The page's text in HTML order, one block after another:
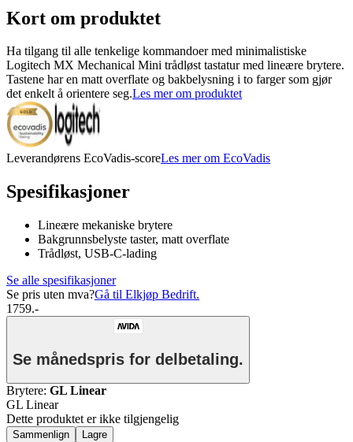
Kort om produktet
Ha tilgang til alle tenkelige kommandoer med minimalistiske
Logitech MX Mechanical Mini trådløst tastatur med lineære brytere.
Tastene har en matt overflate og bakbelysning i to farger som gjør
det enkelt å orientere seg.Les mer om produktet
Leverandørens EcoVadis-scoreLes mer om EcoVadis
Spesifikasjoner
Lineære mekaniske brytere
Bakgrunnsbelyste taster, matt overflate
Trådløst, USB-C-lading
Se alle spesifikasjoner
Se pris uten mva?Gå til Elkjøp Bedrift.
1759.-
Se månedspris for delbetaling.
Brytere: GL Linear
GL Linear
Dette produktet er ikke tilgjengelig
Sammenlign Lagre